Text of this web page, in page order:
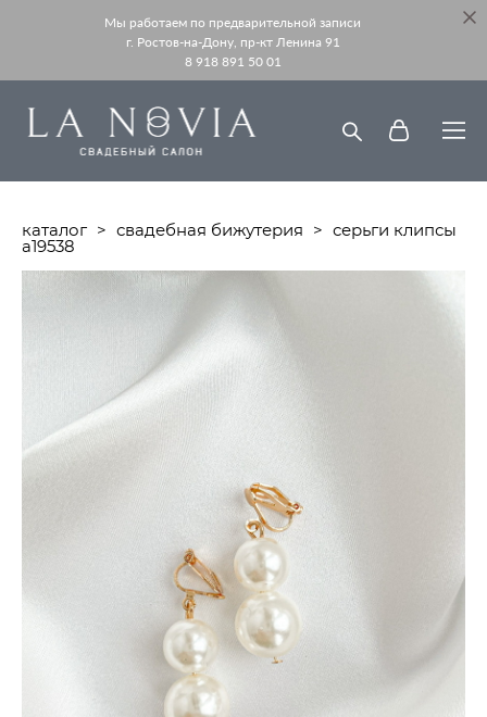
Мы работаем по предварительной записи
г. Ростов-на-Дону, пр-кт Ленина 91
8 918 891 50 01
каталог > свадебная бижутерия >
серьги клипсы
а19538